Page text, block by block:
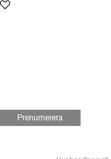
Lägg till i favoriter
Prenumerera